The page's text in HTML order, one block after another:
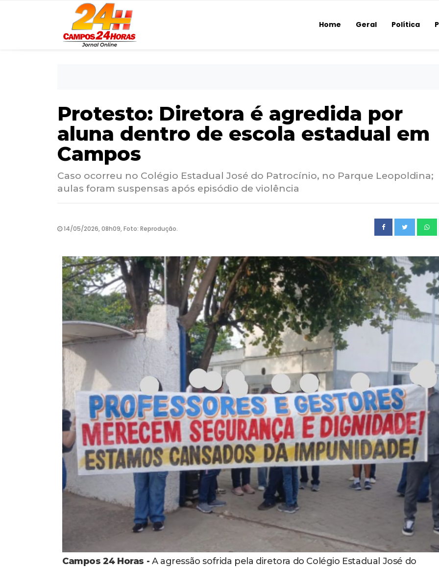
Home Geral Política
Protesto: Diretora é agredida por
aluna dentro de escola estadual em
Campos
Caso ocorreu no Colégio Estadual José do Patrocínio, no Parque Leopoldina;
aulas foram suspensas após episódio de violência
14/05/2026, 08h09, Foto: Reprodução.
Campos 24 Horas - A agressão sofrida pela diretora do Colégio Estadual José do